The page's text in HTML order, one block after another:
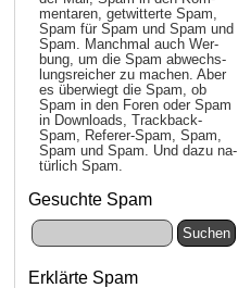
men­taren, ge­twit­ter­te Spam,
Spam für Spam und Spam und
Spam. Manch­mal auch Wer­
bung, um die Spam ab­wechs­
lungs­reich­er zu mach­en. Aber
es über­wiegt die Spam, ob
Spam in den Fo­ren oder Spam
in Down­loads, Track­back-
Spam, Re­fe­rer-Spam, Spam,
Spam und Spam. Und da­zu na­
tür­lich Spam.
Gesuchte Spam
Erklärte Spam